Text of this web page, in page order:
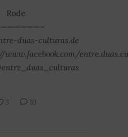
Rode
duas-culturas.de
www.facebook.com/
3 10